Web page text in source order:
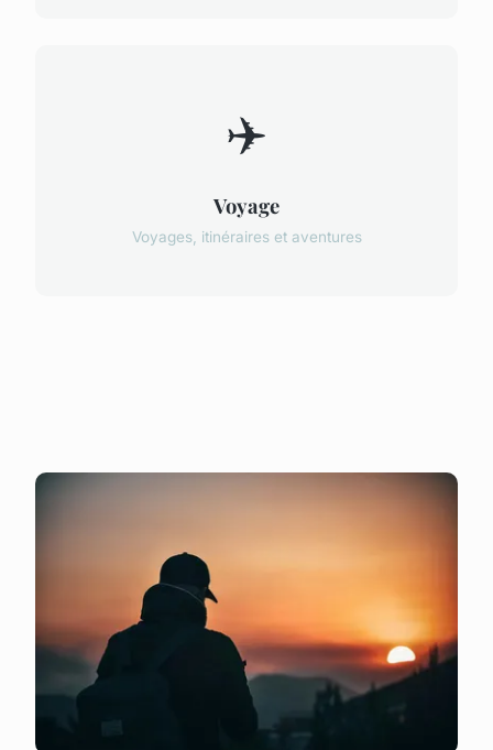
✈️
Voyage
Voyages, itinéraires et aventures